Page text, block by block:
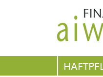
Navigation